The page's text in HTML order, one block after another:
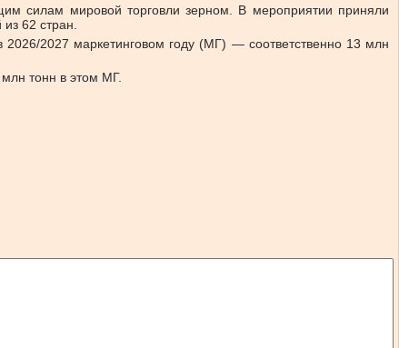
силам мировой торговли зерном. В мероприятии приняли
62 стран.
2026/2027 маркетинговом году (МГ) — соответственно 13 млн
тонн в этом МГ.